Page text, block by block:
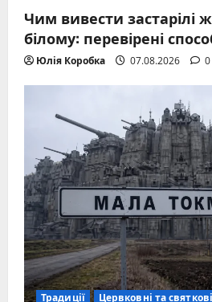
Чим вивести застарілі
білому: перевірені
Юлія Коробка 07.08.2026 0
Традиції Цервковні та